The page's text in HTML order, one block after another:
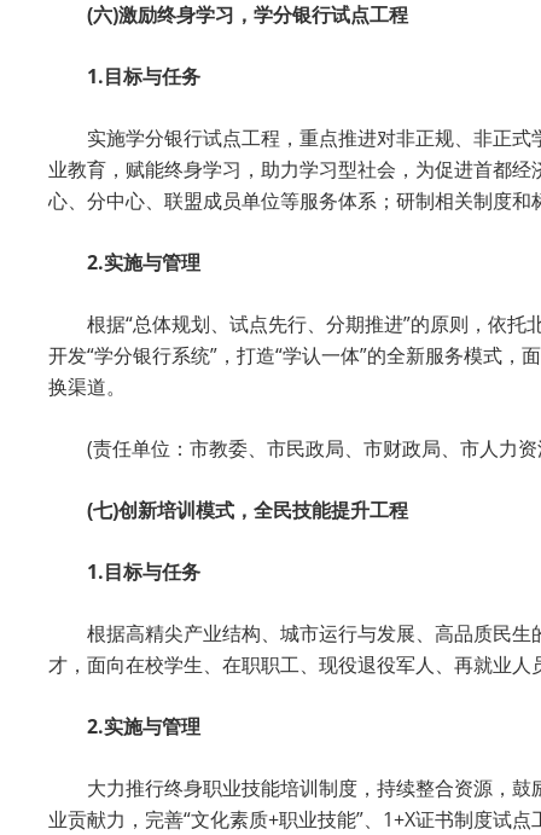
(六)激励终身学习，学分银行试点工程
1.目标与任务
实施学分银行试点工程，重点推进对非正规、非正
业教育，赋能终身学习，助力学习型社会，为促进首都
心、分中心、联盟成员单位等服务体系；研制相关制度
2.实施与管理
根据“总体规划、试点先行、分期推进”的原则，依
开发“学分银行系统”，打造“学认一体”的全新服务模式
换渠道。
(责任单位：市教委、市民政局、市财政局、市人力
(七)创新培训模式，全民技能提升工程
1.目标与任务
根据高精尖产业结构、城市运行与发展、高品质民
才，面向在校学生、在职职工、现役退役军人、再就业
2.实施与管理
大力推行终身职业技能培训制度，持续整合资源，
业贡献力，完善“文化素质+职业技能”、1+X证书制度试